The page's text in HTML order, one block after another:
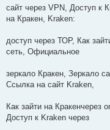
сайт через VPN, Доступ к
на Кракен, Kraken:
доступ через ТОР, Как
сеть, Официальное
зеркало Кракен, Зеркало
Ссылка на сайт Kraken,
Как зайти на Кракенчерез
Доступ к Kraken через